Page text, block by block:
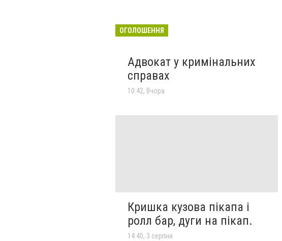
ОГОЛОШЕННЯ
Адвокат у кримінальних
справах
10:42, Вчора
Кришка кузова пікапа і
ролл бар, дуги на пікап.
14:40, 3 серпня